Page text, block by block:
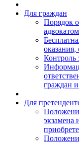
Для граждан
Порядок
адвокатом
оказания,
Контроль
граждан
Для
экзамена